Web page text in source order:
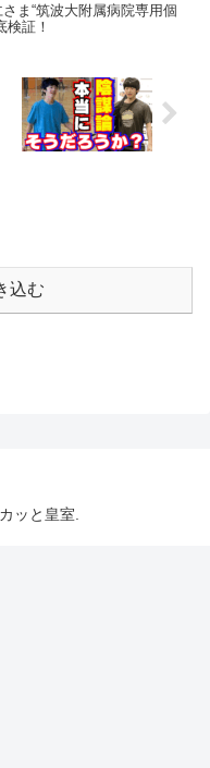
さま“筑波大附属病院専用個
検証！
込む
ッと皇室.